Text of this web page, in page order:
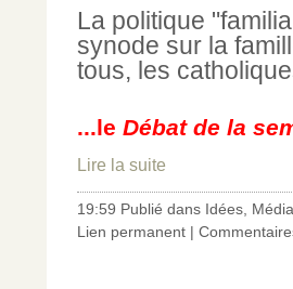
La politique
synode sur la
tous, les
...le Débat de la
Lire la suite
19:59 Publié dans Idées,
Lien permanent |